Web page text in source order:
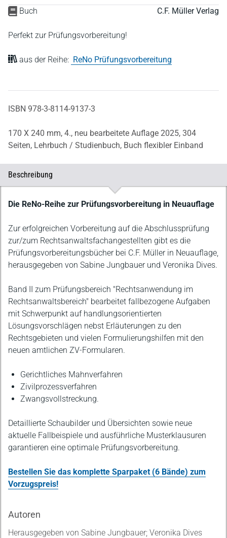
Buch C.F. Müller Verlag
Perfekt zur Prüfungsvorbereitung!
aus der Reihe: ReNo Prüfungsvorbereitung
ISBN 978-3-8114-9137-3
170 X 240 mm, 4., neu bearbeitete Auflage 2025, 304
Seiten, Lehrbuch / Studienbuch, Buch flexibler Einband
Beschreibung
Beschreibung
Die ReNo-Reihe zur Prüfungsvorbereitung in Neuauflage
Zur erfolgreichen Vorbereitung auf die Abschlussprüfung
zur/zum Rechtsanwaltsfachangestellten gibt es die
Prüfungsvorbereitungsbücher bei C.F. Müller in Neuauflage,
herausgegeben von Sabine Jungbauer und Veronika Dives.
Band II zum Prüfungsbereich "Rechtsanwendung im
Rechtsanwaltsbereich" bearbeitet fallbezogene Aufgaben
mit Schwerpunkt auf handlungsorientierten
Lösungsvorschlägen nebst Erläuterungen zu den
Rechtsgebieten und vielen Formulierungshilfen mit den
neuen amtlichen ZV-Formularen.
Gerichtliches Mahnverfahren
Zivilprozessverfahren
Zwangsvollstreckung.
Detaillierte Schaubilder und Übersichten sowie neue
aktuelle Fallbeispiele und ausführliche Musterklausuren
garantieren eine optimale Prüfungsvorbereitung.
Bestellen Sie das komplette Sparpaket (6 Bände) zum
Vorzugspreis!
Autoren
Herausgegeben von Sabine Jungbauer; Veronika Dives